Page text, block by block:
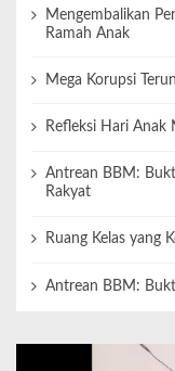
Mengembalikan
Ramah Anak
Mega Korupsi
Refleksi Hari Anak
Antrean BBM:
Rakyat
Ruang Kelas yang
Antrean BBM: